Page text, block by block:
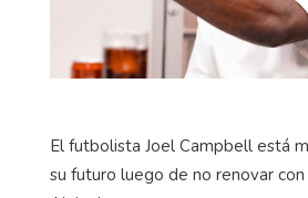
El futbolista Joel Campbell está
su futuro luego de no renovar